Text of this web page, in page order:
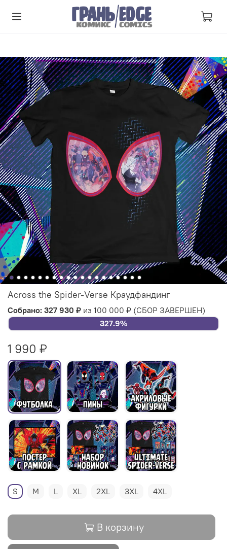
Собрано: 327 930 ₽ из 100 000 ₽ (СБОР ЗАВЕРШЕН)
327.9%
Across the Spider-Verse Краудфандинг
1 990 ₽
S M L XL 2XL 3XL 4XL
В корзину